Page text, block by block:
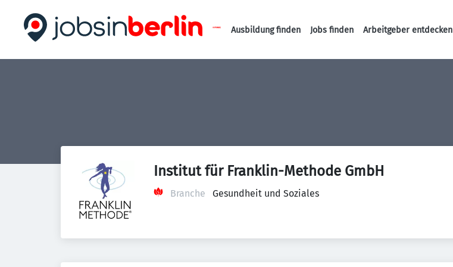
Haupt-Navigation
Ausbildung finden Jobs finden Arbeitgeber entdecken
Institut für Franklin-Methode GmbH
Branche Gesundheit und Soziales